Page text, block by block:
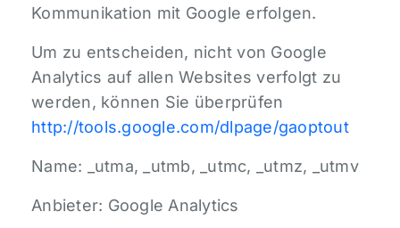
Kommunikation mit Google erfolgen.
Um zu entscheiden, nicht von Google
Analytics auf allen Websites verfolgt zu
werden, können Sie überprüfen
http://tools.google.com/dlpage/gaoptout
Name: _utma, _utmb, _utmc, _utmz, _utmv
Anbieter: Google Analytics